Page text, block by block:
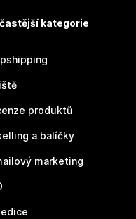
kategorie
produktů
a balíčky
marketing